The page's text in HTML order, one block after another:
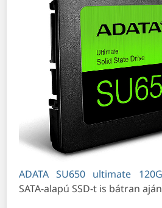
ADATA SU650 ultimate
SATA-alapú SSD-t is bátran